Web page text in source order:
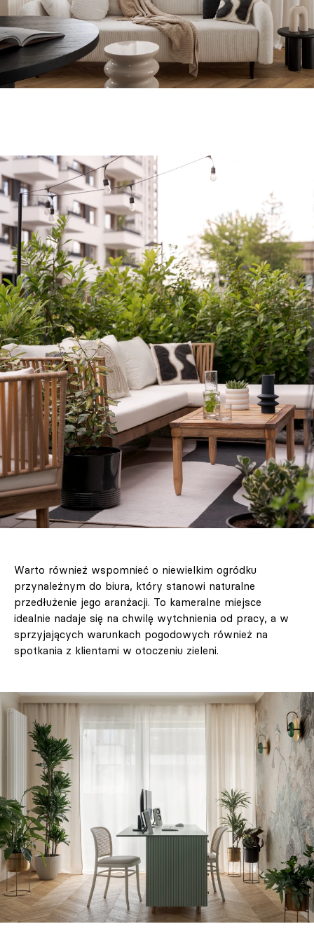
Warto również wspomnieć o niewielkim ogródku
przynależnym do biura, który stanowi naturalne
przedłużenie jego aranżacji. To kameralne miejsce
idealnie nadaje się na chwilę wytchnienia od pracy, a w
sprzyjających warunkach pogodowych również na
spotkania z klientami w otoczeniu zieleni.